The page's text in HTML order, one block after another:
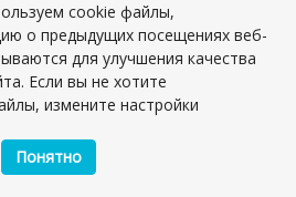
HP бежевый
60x60x0,9
шт
cookie файлы,
о предыдущих посещениях веб-
для улучшения качества
Если вы не хотите
измените настройки
Понятно